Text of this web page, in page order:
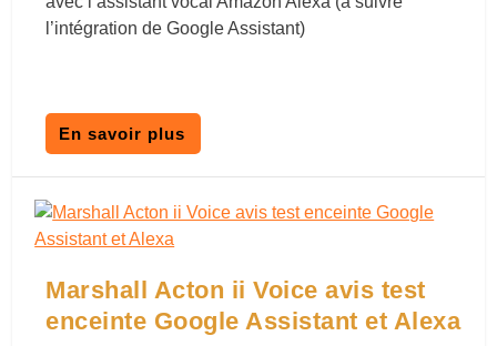
l’intégration de Google Assistant)
En savoir plus
Marshall Acton ii Voice avis test
enceinte Google Assistant et Alexa